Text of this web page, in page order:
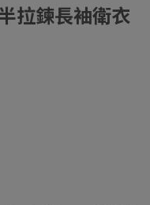
拉鍊長袖衛衣